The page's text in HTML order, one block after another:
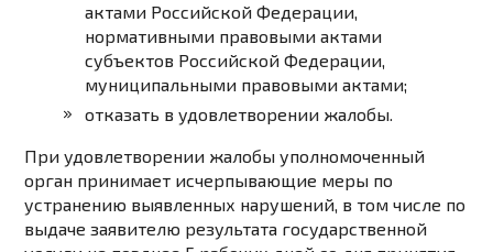
актами Российской Федерации,
нормативными правовыми актами
субъектов Российской Федерации,
муниципальными правовыми актами;
отказать в удовлетворении жалобы.
При удовлетворении жалобы уполномоченный
орган принимает исчерпывающие меры по
устранению выявленных нарушений, в том числе по
выдаче заявителю результата государственной